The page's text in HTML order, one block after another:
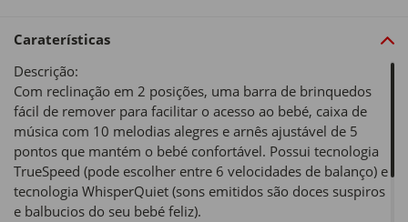
Caraterísticas
Descrição:
Com reclinação em 2 posições, uma barra de brinquedos
fácil de remover para facilitar o acesso ao bebé, caixa de
música com 10 melodias alegres e arnês ajustável de 5
pontos que mantém o bebé confortável. Possui tecnologia
TrueSpeed (pode escolher entre 6 velocidades de balanço) e
tecnologia WhisperQuiet (sons emitidos são doces suspiros
e balbucios do seu bebé feliz).